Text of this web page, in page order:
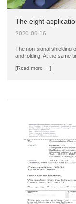
2020-09-16
The non-signal shielding
and folding. At the same
[Read more →]